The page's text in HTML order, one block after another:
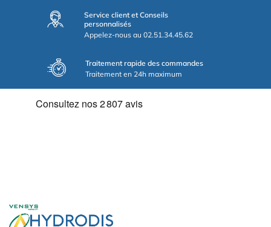
Service client et Conseils
personnalisés
Appelez-nous au 02.51.34.45.62
Traitement rapide des commandes
Traitement en 24h maximum